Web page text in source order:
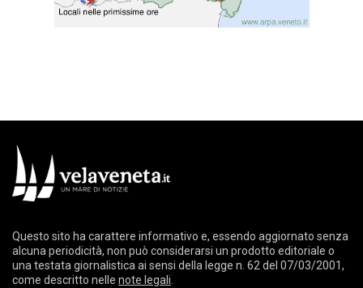
Questo sito ha carattere informativo e, essendo aggiornato senza
alcuna periodicità, non può considerarsi un prodotto editoriale o
una testata giornalistica ai sensi della legge n. 62 del 07/03/2001,
come descritto nelle note legali